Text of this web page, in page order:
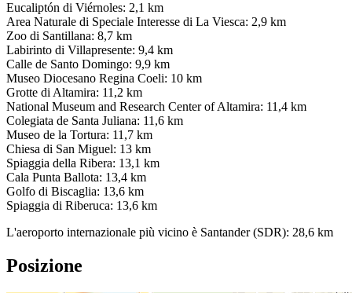
Eucaliptón di Viérnoles: 2,1 km
Area Naturale di Speciale Interesse di La Viesca: 2,9 km
Zoo di Santillana: 8,7 km
Labirinto di Villapresente: 9,4 km
Calle de Santo Domingo: 9,9 km
Museo Diocesano Regina Coeli: 10 km
Grotte di Altamira: 11,2 km
National Museum and Research Center of Altamira: 11,4 km
Colegiata de Santa Juliana: 11,6 km
Museo de la Tortura: 11,7 km
Chiesa di San Miguel: 13 km
Spiaggia della Ribera: 13,1 km
Cala Punta Ballota: 13,4 km
Golfo di Biscaglia: 13,6 km
Spiaggia di Riberuca: 13,6 km
L'aeroporto internazionale più vicino è Santander (SDR): 28,6 km
Posizione